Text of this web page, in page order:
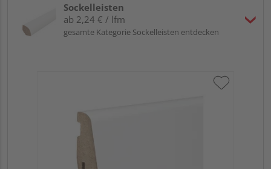
Sockelleisten
ab 2,24 € / lfm
gesamte Kategorie Sockelleisten entdecken